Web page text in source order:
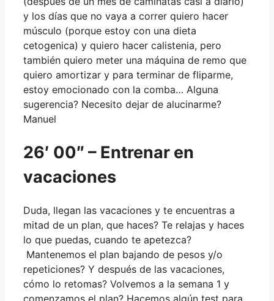
y los días que no vaya a correr quiero hacer
músculo (porque estoy con una dieta
cetogenica) y quiero hacer calistenia, pero
también quiero meter una máquina de remo que
quiero amortizar y para terminar de fliparme,
estoy emocionado con la comba… Alguna
sugerencia? Necesito dejar de alucinarme?
Manuel
26′ 00″ – Entrenar en
vacaciones
Duda, llegan las vacaciones y te encuentras a
mitad de un plan, que haces? Te relajas y haces
lo que puedas, cuando te apetezca?
Mantenemos el plan bajando de pesos y/o
repeticiones? Y después de las vacaciones,
cómo lo retomas? Volvemos a la semana 1 y
comenzamos el plan? Hacemos algún test para